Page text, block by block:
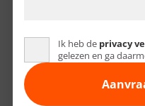
Ik heb de privacy
gelezen en ga